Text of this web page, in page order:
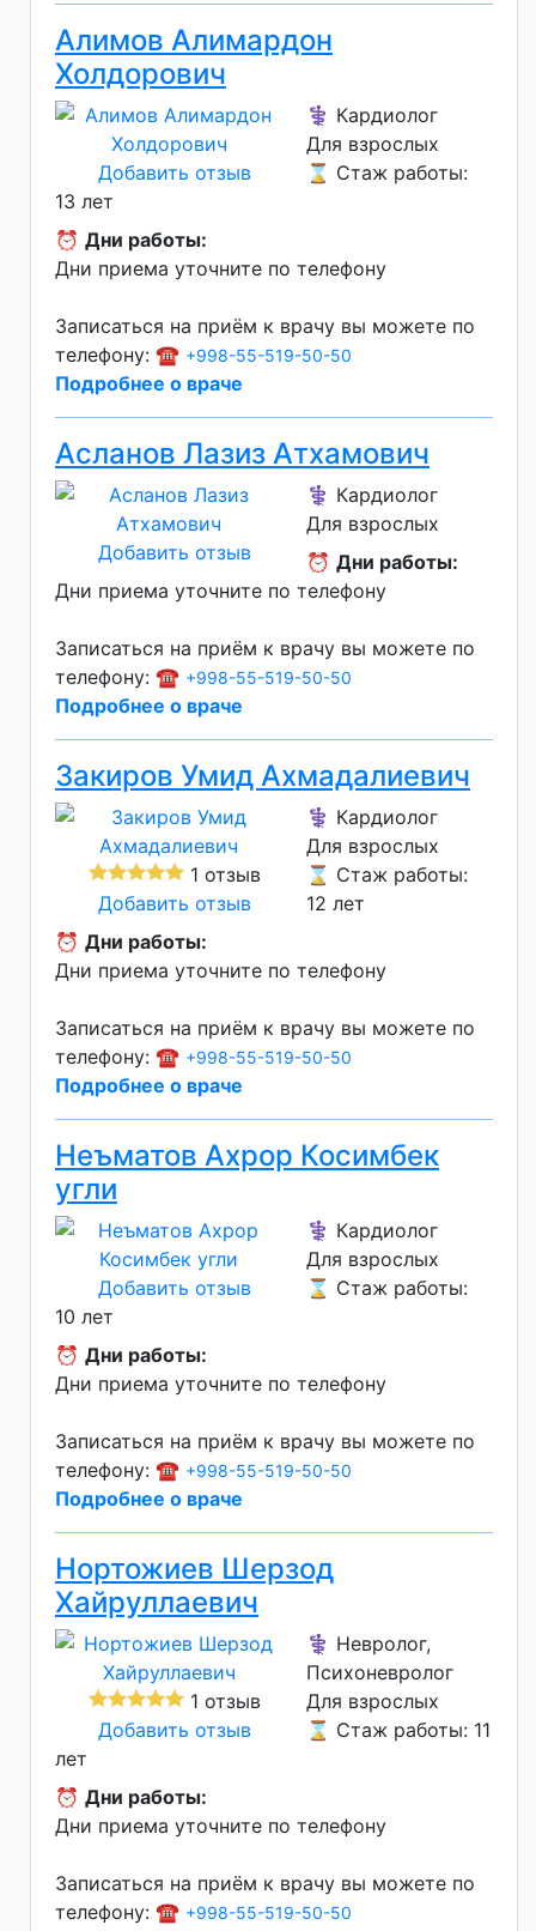
Алимов Алимардон
Холдорович
Добавить отзыв
⚕️ Кардиолог
Для взрослых
⌛ Стаж работы:
13 лет
⏰ Дни работы:
Дни приема уточните по телефону
Записаться на приём к врачу вы можете по
телефону: ☎️ +998-55-519-50-50
Подробнее о враче
Асланов Лазиз Атхамович
Добавить отзыв
⚕️ Кардиолог
Для взрослых
⏰ Дни работы:
Дни приема уточните по телефону
Записаться на приём к врачу вы можете по
телефону: ☎️ +998-55-519-50-50
Подробнее о враче
Закиров Умид Ахмадалиевич
1 отзыв
Добавить отзыв
⚕️ Кардиолог
Для взрослых
⌛ Стаж работы:
12 лет
⏰ Дни работы:
Дни приема уточните по телефону
Записаться на приём к врачу вы можете по
телефону: ☎️ +998-55-519-50-50
Подробнее о враче
Неъматов Ахрор Косимбек
угли
Добавить отзыв
⚕️ Кардиолог
Для взрослых
⌛ Стаж работы:
10 лет
⏰ Дни работы:
Дни приема уточните по телефону
Записаться на приём к врачу вы можете по
телефону: ☎️ +998-55-519-50-50
Подробнее о враче
Нортожиев Шерзод
Хайруллаевич
1 отзыв
Добавить отзыв
⚕️ Невролог,
Психоневролог
Для взрослых
⌛ Стаж работы: 11
лет
⏰ Дни работы:
Дни приема уточните по телефону
Записаться на приём к врачу вы можете по
телефону: ☎️ +998-55-519-50-50